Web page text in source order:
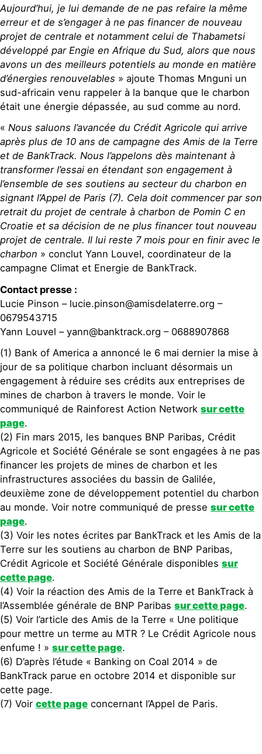
Aujourd’hui, je lui demande de ne pas refaire la même
erreur et de s’engager à ne pas financer de nouveau
projet de centrale et notamment celui de Thabametsi
développé par Engie en Afrique du Sud, alors que nous
avons un des meilleurs potentiels au monde en matière
d’énergies renouvelables » ajoute Thomas Mnguni un
sud-africain venu rappeler à la banque que le charbon
était une énergie dépassée, au sud comme au nord.
« Nous saluons l’avancée du Crédit Agricole qui arrive
après plus de 10 ans de campagne des Amis de la Terre
et de BankTrack. Nous l’appelons dès maintenant à
transformer l’essai en étendant son engagement à
l’ensemble de ses soutiens au secteur du charbon en
signant l’Appel de Paris (7). Cela doit commencer par son
retrait du projet de centrale à charbon de Pomin C en
Croatie et sa décision de ne plus financer tout nouveau
projet de centrale. Il lui reste 7 mois pour en finir avec le
charbon » conclut Yann Louvel, coordinateur de la
campagne Climat et Energie de BankTrack.
Contact presse :
Lucie Pinson – lucie.pinson@amisdelaterre.org –
0679543715
Yann Louvel – yann@banktrack.org – 0688907868
(1) Bank of America a annoncé le 6 mai dernier la mise à
jour de sa politique charbon incluant désormais un
engagement à réduire ses crédits aux entreprises de
mines de charbon à travers le monde. Voir le
communiqué de Rainforest Action Network sur cette
page.
(2) Fin mars 2015, les banques BNP Paribas, Crédit
Agricole et Société Générale se sont engagées à ne pas
financer les projets de mines de charbon et les
infrastructures associées du bassin de Galilée,
deuxième zone de développement potentiel du charbon
au monde. Voir notre communiqué de presse sur cette
page.
(3) Voir les notes écrites par BankTrack et les Amis de la
Terre sur les soutiens au charbon de BNP Paribas,
Crédit Agricole et Société Générale disponibles sur
cette page.
(4) Voir la réaction des Amis de la Terre et BankTrack à
l’Assemblée générale de BNP Paribas sur cette page.
(5) Voir l’article des Amis de la Terre « Une politique
pour mettre un terme au MTR ? Le Crédit Agricole nous
enfume ! » sur cette page.
(6) D’après l’étude « Banking on Coal 2014 » de
BankTrack parue en octobre 2014 et disponible sur
cette page.
(7) Voir cette page concernant l’Appel de Paris.